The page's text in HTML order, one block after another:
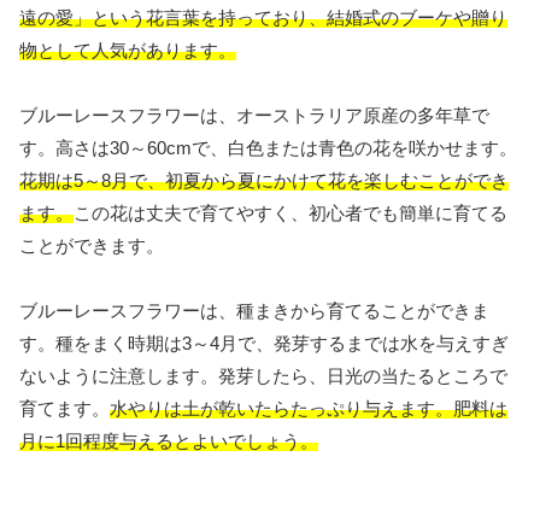
遠の愛」という花言葉を持っており、結婚式のブーケや贈り
物として人気があります。
ブルーレースフラワーは、オーストラリア原産の多年草で
す。高さは30～60cmで、白色または青色の花を咲かせます。
花期は5～8月で、初夏から夏にかけて花を楽しむことができ
ます。この花は丈夫で育てやすく、初心者でも簡単に育てる
ことができます。
ブルーレースフラワーは、種まきから育てることができま
す。種をまく時期は3～4月で、発芽するまでは水を与えすぎ
ないように注意します。発芽したら、日光の当たるところで
育てます。 水やりは土が乾いたらたっぷり与えます。肥料は
月に1回程度与えるとよいでしょう。